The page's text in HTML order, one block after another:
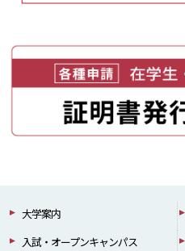
大学案内
入試・オープンキャンパス